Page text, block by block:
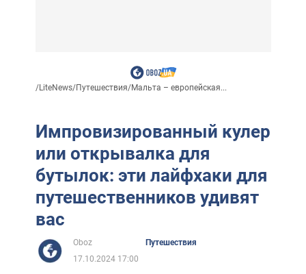
/LiteNews/Путешествия/Мальта – европейская...
Импровизированный кулер
или открывалка для
бутылок: эти лайфхаки для
путешественников удивят
вас
Oboz
Путешествия
17.10.2024 17:00